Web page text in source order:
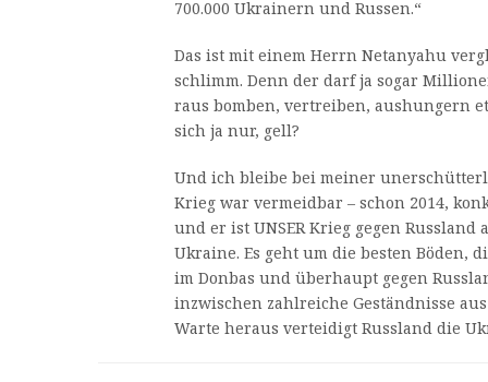
700.000 Ukrainern und Russen.“
Das ist mit einem Herrn Netanyahu
schlimm. Denn der darf ja sogar
raus bomben, vertreiben, aushungern
sich ja nur, gell?
Und ich bleibe bei meiner
Krieg war vermeidbar – schon 2014,
und er ist UNSER Krieg gegen
Ukraine. Es geht um die besten Böden,
im Donbas und überhaupt gegen
inzwischen zahlreiche Geständnisse
Warte heraus verteidigt Russland die